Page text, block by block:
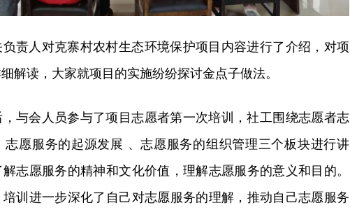
责人对克寨村农村生态环境保护项目内容进行了介绍，对项
解读，大家就项目的实施纷纷探讨金点子做法。
与会人员参与了项目志愿者第一次培训，社工围绕志愿者志
志愿服务的起源发展 、志愿服务的组织管理三个板块进行讲
志愿服务的精神和文化价值，理解志愿服务的意义和目的。
训进一步深化了自己对志愿服务的理解，推动自己志愿服务